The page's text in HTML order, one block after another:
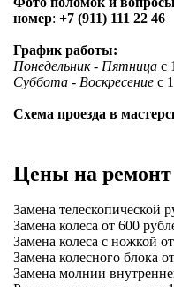
номер: +7 (911) 111 22 46
График работы:
Понедельник - Пятница с
Суббота - Воскресение с
Схема проезда в
Цены на
Замена телескопической
Замена колеса от 600
Замена колеса с ножкой
Замена колесного блока
Замена молнии